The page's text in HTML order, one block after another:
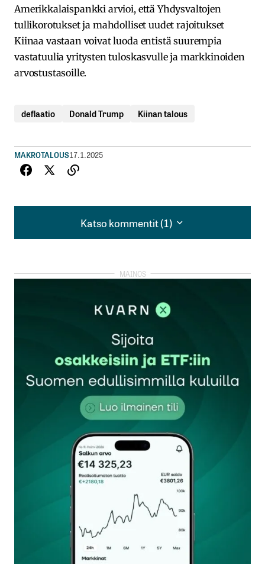
Amerikkalaispankki arvioi, että Yhdysvaltojen
tullikorotukset ja mahdolliset uudet rajoitukset
Kiinaa vastaan voivat luoda entistä suurempia
vastatuulia yritysten tuloskasvulle ja markkinoiden
arvostustasoille.
deflaatio Donald Trump Kiinan talous
MAKROTALOUS17.1.2025
Katso kommentit (1)
Katso kommentit (1)
on vahvaa vaikka muualla kirjoitetaan että talous
rekisteröityä
Sähköpostiosoitettasi ei julkaista.
Pakolliset
kentät on merkitty*